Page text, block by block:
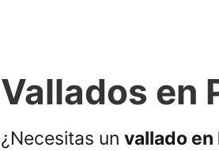
Vallados en
¿Necesitas un vallado en